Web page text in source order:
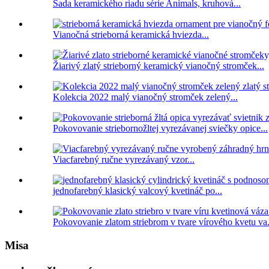
Sada keramického riadu série Animals, kruhová...
Vianočná strieborná keramická hviezda...
Žiarivý zlatý strieborný keramický vianočný stromček...
Kolekcia 2022 malý vianočný stromček zelený...
Pokovovanie striebornožltej vyrezávanej sviečky opice...
Viacfarebný ručne vyrezávaný vzor...
jednofarebný klasický valcový kvetináč po...
Pokovovanie zlatom striebrom v tvare vírového kvetu
Misa